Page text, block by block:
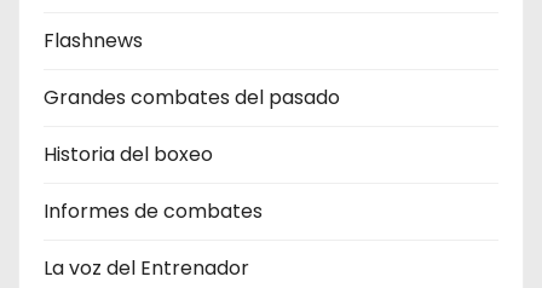
Flashnews
Grandes combates del pasado
Historia del boxeo
Informes de combates
La voz del Entrenador